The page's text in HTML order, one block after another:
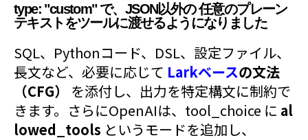
type: "custom" で、JSON以外の 任意のプレーン
テキストをツールに渡せるようになりました
SQL、Pythonコード、DSL、設定ファイル、
長文など、必要に応じて Larkベースの文法
（CFG）
を添付し、出力を特定構文に制約で
きます。さらにOpenAIは、tool_choice に al
lowed_tools というモードを追加し、